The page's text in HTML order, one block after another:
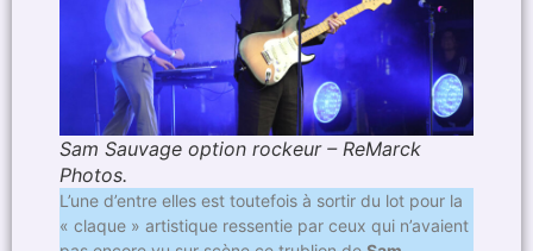
Sam Sauvage option rockeur – ReMarck
Photos.
L’une d’entre elles est toutefois à sortir du lot pour la
« claque » artistique ressentie par ceux qui n’avaient